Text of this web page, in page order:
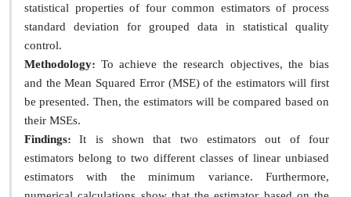
statistical properties of four common estimators of process
standard deviation for grouped data in statistical quality
control.
Methodology: To achieve the research objectives, the bias
and the Mean Squared Error (MSE) of the estimators will first
be presented. Then, the estimators will be compared based on
their MSEs.
Findings: It is shown that two estimators out of four
estimators belong to two different classes of linear unbiased
estimators with the minimum variance. Furthermore,